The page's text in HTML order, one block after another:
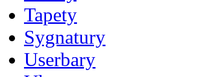
Tapety
Sygnatury
Userbary